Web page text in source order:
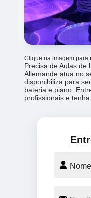
Clique na imagem para
Precisa de Aulas de
Allemande atua no
disponibiliza para
bateria e piano.
profissionais e